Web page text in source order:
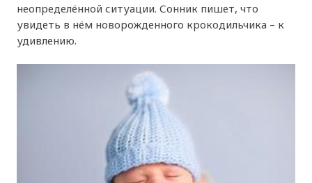
неопределённой ситуации. Сонник пишет, что
увидеть в нём новорожденного крокодильчика – к
удивлению.